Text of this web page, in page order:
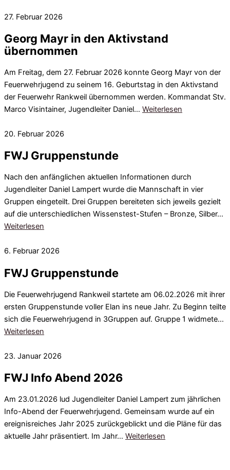
27. Februar 2026
Georg Mayr in den Aktivstand
übernommen
Am Freitag, dem 27. Februar 2026 konnte Georg Mayr von der
Feuerwehrjugend zu seinem 16. Geburtstag in den Aktivstand
der Feuerwehr Rankweil übernommen werden. Kommandat Stv.
Marco Visintainer, Jugendleiter Daniel… Weiterlesen
20. Februar 2026
FWJ Gruppenstunde
Nach den anfänglichen aktuellen Informationen durch
Jugendleiter Daniel Lampert wurde die Mannschaft in vier
Gruppen eingeteilt. Drei Gruppen bereiteten sich jeweils gezielt
auf die unterschiedlichen Wissenstest-Stufen – Bronze, Silber…
Weiterlesen
6. Februar 2026
FWJ Gruppenstunde
Die Feuerwehrjugend Rankweil startete am 06.02.2026 mit ihrer
ersten Gruppenstunde voller Elan ins neue Jahr. Zu Beginn teilte
sich die Feuerwehrjugend in 3Gruppen auf. Gruppe 1 widmete…
Weiterlesen
23. Januar 2026
FWJ Info Abend 2026
Am 23.01.2026 lud Jugendleiter Daniel Lampert zum jährlichen
Info-Abend der Feuerwehrjugend. Gemeinsam wurde auf ein
ereignisreiches Jahr 2025 zurückgeblickt und die Pläne für das
aktuelle Jahr präsentiert. Im Jahr… Weiterlesen